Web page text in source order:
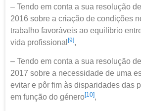
– Tendo em conta a sua resolução
2016 sobre a criação de condições
trabalho favoráveis ao equilíbrio
vida profissional [9],
– Tendo em conta a sua resolução
2017 sobre a necessidade de uma
evitar e pôr fim às disparidades das
em função do género[10],